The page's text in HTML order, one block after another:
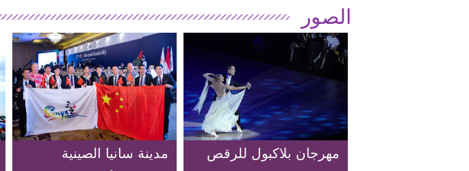
الصور
مهرجان بلاكبول للرقص
مدينة سانيا الصينية